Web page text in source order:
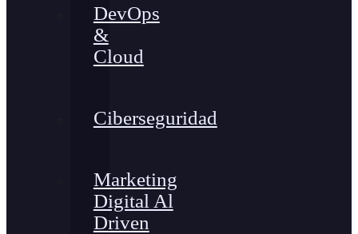
DevOps
&
Cloud
Ciberseguridad
Marketing
Digital Al
Driven